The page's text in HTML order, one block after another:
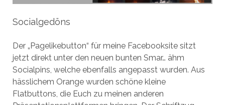
Socialgedöns
Der „Pagelikebutton“ für meine Facebooksite sitzt
jetzt direkt unter den neuen bunten Smar… ähm
Socialpins, welche ebenfalls angepasst wurden. Aus
hässlichem Orange wurden schöne kleine
Flatbuttons, die Euch zu meinen anderen